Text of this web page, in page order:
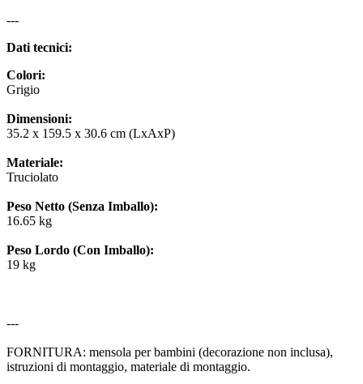
---
Dati tecnici:
Colori:
Grigio
Dimensioni:
35.2 x 159.5 x 30.6 cm (LxAxP)
Materiale:
Truciolato
Peso Netto (Senza Imballo):
16.65 kg
Peso Lordo (Con Imballo):
19 kg
---
FORNITURA: mensola per bambini (decorazione non inclusa),
istruzioni di montaggio, materiale di montaggio.